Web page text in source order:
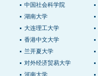
中国社会科学院
湖南大学
大连理工大学
香港中文大学
兰开夏大学
对外经济贸易大学
河南大学